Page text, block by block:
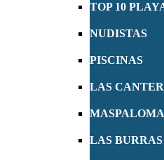
TOP 10
NUDISTAS
PISCINAS
LAS
LAS BURRAS